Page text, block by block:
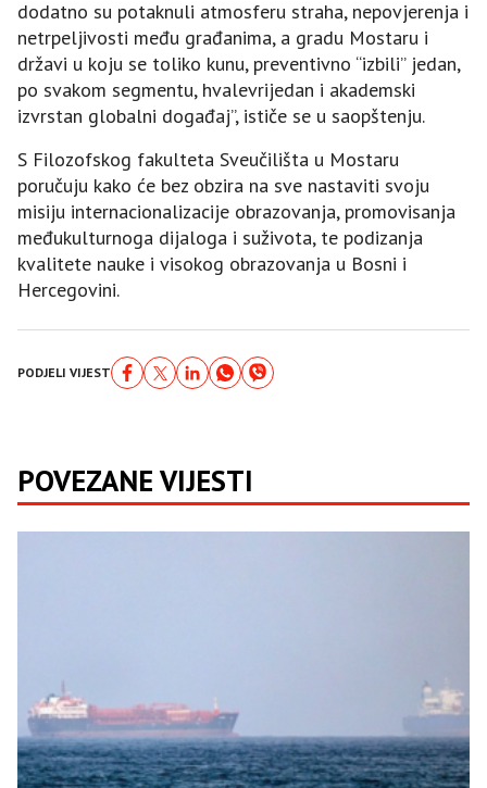
dodatno su potaknuli atmosferu straha, nepovjerenja i
netrpeljivosti među građanima, a gradu Mostaru i
državi u koju se toliko kunu, preventivno “izbili” jedan,
po svakom segmentu, hvalevrijedan i akademski
izvrstan globalni događaj”, ističe se u saopštenju.
S Filozofskog fakulteta Sveučilišta u Mostaru
poručuju kako će bez obzira na sve nastaviti svoju
misiju internacionalizacije obrazovanja, promovisanja
međukulturnoga dijaloga i suživota, te podizanja
kvalitete nauke i visokog obrazovanja u Bosni i
Hercegovini.
PODJELI VIJEST
POVEZANE VIJESTI